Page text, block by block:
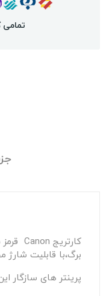
برگ،با قابلیت شارژ مجدد
پرینتر های سازگار